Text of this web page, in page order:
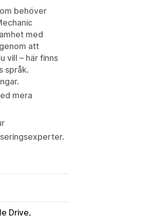
behöver
med
att
vill – här finns
språk.
mera
Drive